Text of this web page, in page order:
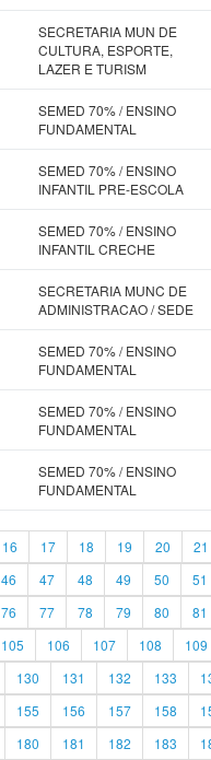
SECRETARIA MUN DE
CULTURA, ESPORTE,
LAZER E TURISM
SEMED 70% / ENSINO
FUNDAMENTAL
SEMED 70% / ENSINO
INFANTIL PRE-ESCOLA
SEMED 70% / ENSINO
INFANTIL CRECHE
SECRETARIA MUNC DE
ADMINISTRACAO / SEDE
SEMED 70% / ENSINO
FUNDAMENTAL
SEMED 70% / ENSINO
FUNDAMENTAL
SEMED 70% / ENSINO
FUNDAMENTAL
16 17 18 19 20 21
46 47 48 49 50 51
76 77 78 79 80 81
105 106 107 108 109
130 131 132 133
155 156 157 158
180 181 182 183